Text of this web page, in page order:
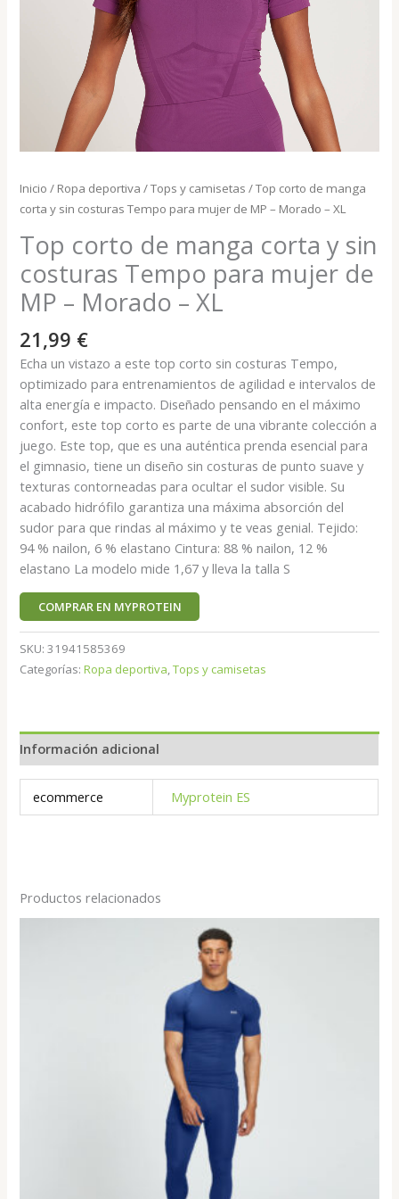
Inicio / Ropa deportiva /Tops y camisetas / Top corto de manga
corta y sin costuras Tempo para mujer de MP – Morado – XL
Top corto de manga corta y sin
costuras Tempo para mujer de
MP – Morado – XL
21,99 €
Echa un vistazo a este top corto sin costuras Tempo,
optimizado para entrenamientos de agilidad e intervalos de
alta energía e impacto. Diseñado pensando en el máximo
confort, este top corto es parte de una vibrante colección a
juego. Este top, que es una auténtica prenda esencial para
el gimnasio, tiene un diseño sin costuras de punto suave y
texturas contorneadas para ocultar el sudor visible. Su
acabado hidrófilo garantiza una máxima absorción del
sudor para que rindas al máximo y te veas genial. Tejido:
94 % nailon, 6 % elastano Cintura: 88 % nailon, 12 %
elastano La modelo mide 1,67 y lleva la talla S
COMPRAR EN MYPROTEIN
SKU:31941585369
Categorías:Ropa deportiva,Tops y camisetas
Información adicional
ecommerce Myprotein ES
Productos relacionados